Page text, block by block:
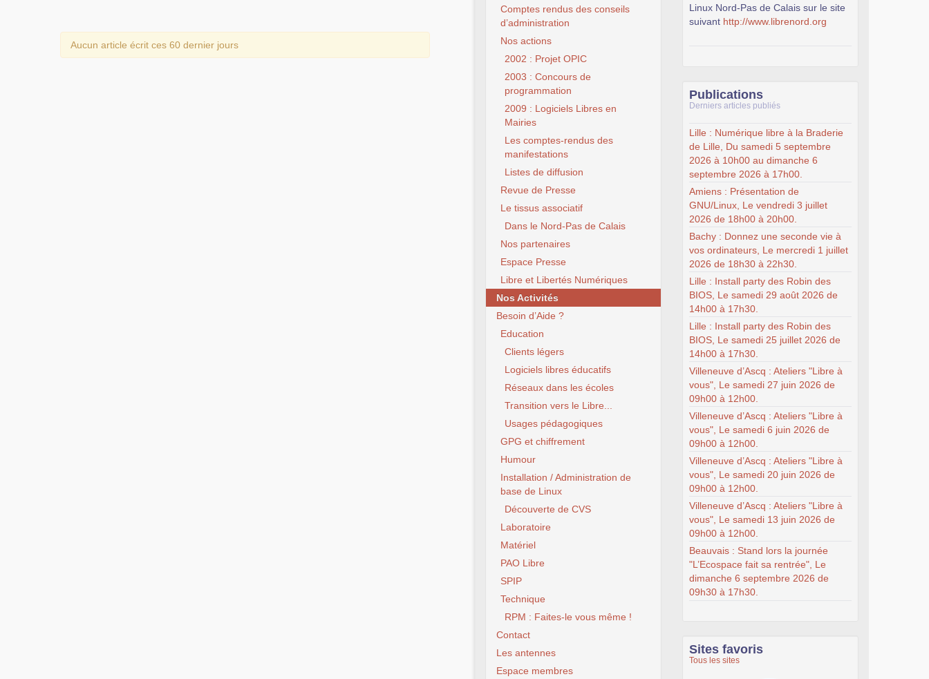
Aucun article écrit ces 60 dernier jours
Comptes rendus des conseils
d’administration
Nos actions
2002 : Projet OPIC
2003 : Concours de
programmation
2009 : Logiciels Libres en
Mairies
Les comptes-rendus des
manifestations
Listes de diffusion
Revue de Presse
Le tissus associatif
Dans le Nord-Pas de Calais
Nos partenaires
Espace Presse
Libre et Libertés Numériques
Nos Activités
Besoin d’Aide ?
Education
Clients légers
Logiciels libres éducatifs
Réseaux dans les écoles
Transition vers le Libre...
Usages pédagogiques
GPG et chiffrement
Humour
Installation / Administration de
base de Linux
Découverte de CVS
Laboratoire
Matériel
PAO Libre
SPIP
Technique
RPM : Faites-le vous même !
Contact
Les antennes
Espace membres
Linux Nord-Pas de Calais sur le site
suivant http://www.librenord.org
Publications
Derniers articles publiés
Lille : Numérique libre à la Braderie
de Lille, Du samedi 5 septembre
2026 à 10h00 au dimanche 6
septembre 2026 à 17h00.
Amiens : Présentation de
GNU/Linux, Le vendredi 3 juillet
2026 de 18h00 à 20h00.
Bachy : Donnez une seconde vie à
vos ordinateurs, Le mercredi 1 juillet
2026 de 18h30 à 22h30.
Lille : Install party des Robin des
BIOS, Le samedi 29 août 2026 de
14h00 à 17h30.
Lille : Install party des Robin des
BIOS, Le samedi 25 juillet 2026 de
14h00 à 17h30.
Villeneuve d’Ascq : Ateliers "Libre à
vous", Le samedi 27 juin 2026 de
09h00 à 12h00.
Villeneuve d’Ascq : Ateliers "Libre à
vous", Le samedi 6 juin 2026 de
09h00 à 12h00.
Villeneuve d’Ascq : Ateliers "Libre à
vous", Le samedi 20 juin 2026 de
09h00 à 12h00.
Villeneuve d’Ascq : Ateliers "Libre à
vous", Le samedi 13 juin 2026 de
09h00 à 12h00.
Beauvais : Stand lors la journée
"L’Ecospace fait sa rentrée", Le
dimanche 6 septembre 2026 de
09h30 à 17h30.
Sites favoris
Tous les sites